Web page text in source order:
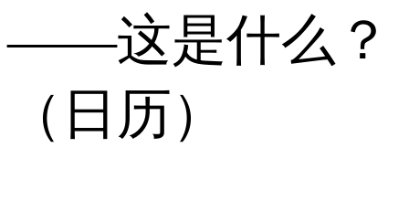
——这是什么？
（日历）